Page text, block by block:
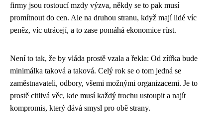
firmy jsou rostoucí mzdy výzva, někdy se to pak musí
promítnout do cen. Ale na druhou stranu, když mají lidé víc
peněz, víc utrácejí, a to zase pomáhá ekonomice růst.
Není to tak, že by vláda prostě vzala a řekla: Od zítřka bude
minimálka taková a taková. Celý rok se o tom jedná se
zaměstnavateli, odbory, všemi možnými organizacemi. Je to
prostě citlivá věc, kde musí každý trochu ustoupit a najít
kompromis, který dává smysl pro obě strany.